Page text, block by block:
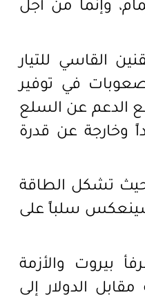
وإنما من أجل
القاسي للتيار
في توفير
الدعم عن السلع
وخارجة عن قدرة
حيث تشكل الطاقة
سلباً على
بيروت والأزمة
الدولار إلى